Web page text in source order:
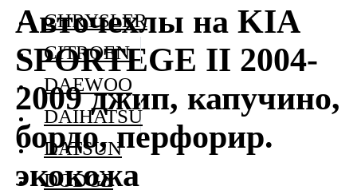
Авточехлы на KIA
SPORTEGE II 2004-
2009 джип, капучино,
бордо, перфорир.
экокожа
CHRYSLER
CITROEN
DAEWOO
DAIHATSU
DATSUN
DODGE